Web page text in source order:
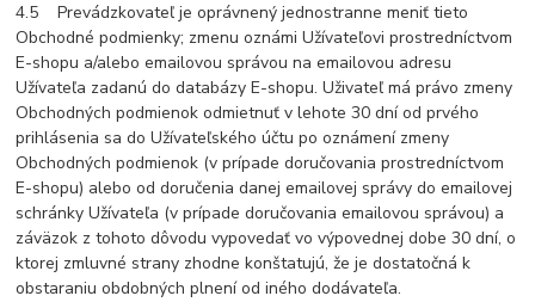
4.5 Prevádzkovateľ je oprávnený jednostranne meniť tieto
Obchodné podmienky; zmenu oznámi Užívateľovi prostredníctvom
E-shopu a/alebo emailovou správou na emailovou adresu
Užívateľa zadanú do databázy E-shopu. Uživateľ má právo zmeny
Obchodných podmienok odmietnuť v lehote 30 dní od prvého
prihlásenia sa do Užívateľského účtu po oznámení zmeny
Obchodných podmienok (v prípade doručovania prostredníctvom
E-shopu) alebo od doručenia danej emailovej správy do emailovej
schránky Užívateľa (v prípade doručovania emailovou správou) a
záväzok z tohoto dôvodu vypovedať vo výpovednej dobe 30 dní, o
ktorej zmluvné strany zhodne konštatujú, že je dostatočná k
obstaraniu obdobných plnení od iného dodávateľa.